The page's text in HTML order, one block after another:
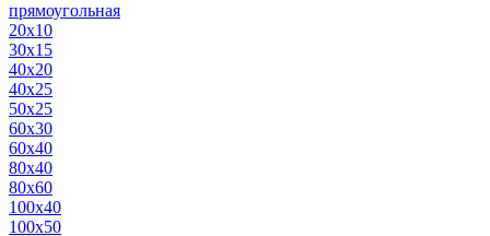
прямоугольная
20х10
30х15
40х20
40х25
50х25
60х30
60х40
80х40
80х60
100х40
100х50